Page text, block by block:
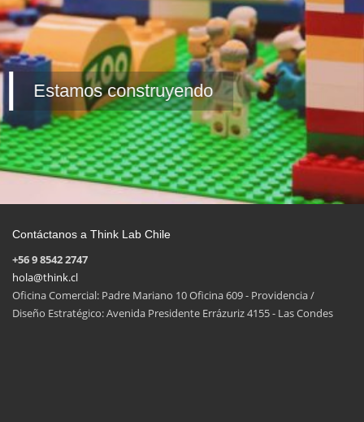
Estamos construyendo
Contáctanos a Think Lab Chile
+56 9 8542 2747
hola@think.cl
Oficina Comercial: Padre Mariano 10 Oficina 609 - Providencia /
Diseño Estratégico: Avenida Presidente Errázuriz 4155 - Las Condes